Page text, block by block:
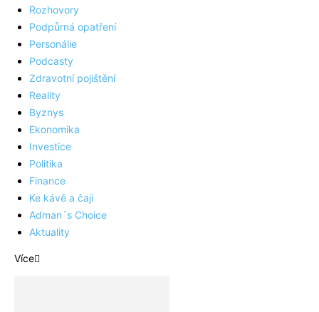
Rozhovory
Podpůrná opatření
Personálie
Podcasty
Zdravotní pojištění
Reality
Byznys
Ekonomika
Investice
Politika
Finance
Ke kávě a čaji
Adman´s Choice
Aktuality
Více